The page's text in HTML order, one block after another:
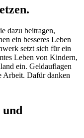
dazu beitragen,
ein besseres Leben
setzt sich für ein
Leben von Kindern,
ein. Geldauflagen
Arbeit. Dafür danken